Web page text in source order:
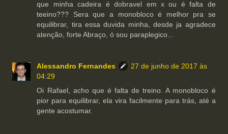
que minha cadeira é dobravel em x ou é falta de
teeino??? Sera que a monobloco é melhor pra se
equilibrar, tira essa duvida minha, desde ja agradece
atenção, forte Abraço, ó sou paraplegico...
Alessandro Fernandes
27 de junho de 2017 às
04:29
Oi Rafael, acho que é falta de treino. A monobloco é
pior para equilibrar, ela vira facilmente para trás, até a
gente acostumar.